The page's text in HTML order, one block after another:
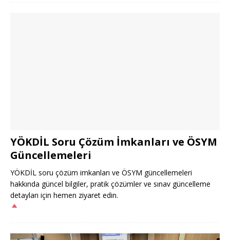
YÖKDİL Soru Çözüm İmkanları ve ÖSYM
Güncellemeleri
YÖKDİL soru çözüm imkanları ve ÖSYM güncellemeleri
hakkında güncel bilgiler, pratik çözümler ve sınav güncelleme
detayları için hemen ziyaret edin.